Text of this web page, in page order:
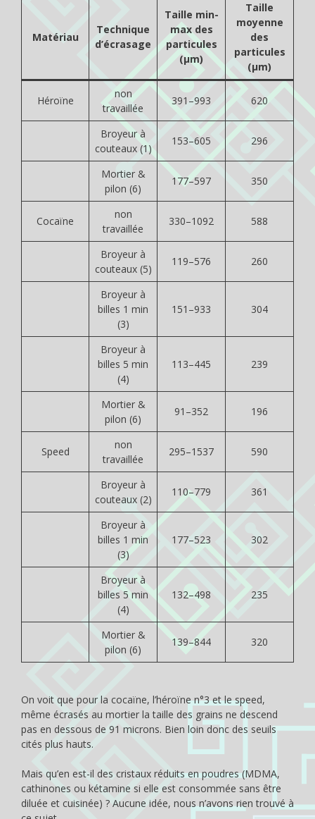
Matériau
Technique
d’écrasage
Taille min-
max des
particules
(μm)
Taille
moyenne
des
particules
(μm)
Héroïne
non
travaillée
391–993 620
Broyeur à
couteaux (1)
153–605 296
Mortier &
pilon (6)
177–597 350
Cocaïne
non
travaillée
330–1092 588
Broyeur à
couteaux (5)
119–576 260
Broyeur à
billes 1 min
(3)
151–933 304
Broyeur à
billes 5 min
(4)
113–445 239
Mortier &
pilon (6)
91–352 196
Speed
non
travaillée
295–1537 590
Broyeur à
couteaux (2)
110–779 361
Broyeur à
billes 1 min
(3)
177–523 302
Broyeur à
billes 5 min
(4)
132–498 235
Mortier &
pilon (6)
139–844 320
On voit que pour la cocaïne, l’héroïne n°3 et le speed,
même écrasés au mortier la taille des grains ne descend
pas en dessous de 91 microns. Bien loin donc des seuils
cités plus hauts.
Mais qu’en est-il des cristaux réduits en poudres (MDMA,
cathinones ou kétamine si elle est consommée sans être
diluée et cuisinée) ? Aucune idée, nous n’avons rien trouvé à